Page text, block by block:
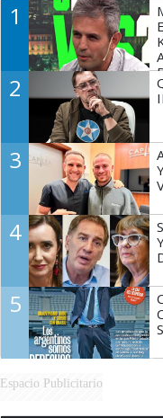
1
2
3
4
5
Espacio Publicitario